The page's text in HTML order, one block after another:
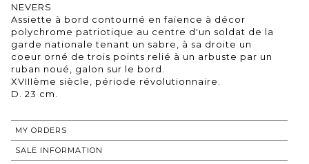
NEVERS
Assiette à bord contourné en faïence à décor
polychrome patriotique au centre d'un soldat de la
garde nationale tenant un sabre, à sa droite un
coeur orné de trois points relié à un arbuste par un
ruban noué, galon sur le bord.
XVIIIème siècle, période révolutionnaire.
MY ORDERS
SALE INFORMATION